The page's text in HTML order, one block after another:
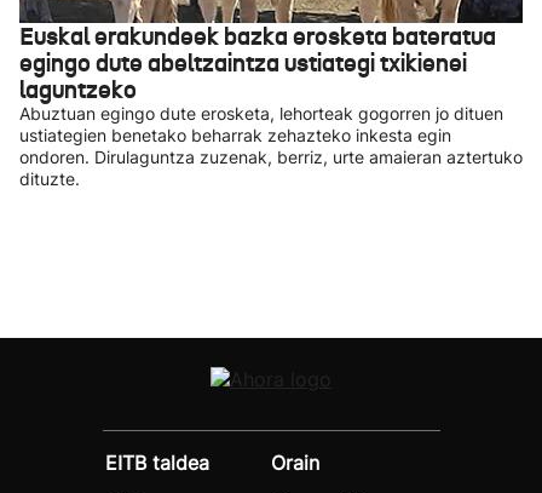
Euskal erakundeek bazka erosketa bateratua
egingo dute abeltzaintza ustiategi txikienei
laguntzeko
Abuztuan egingo dute erosketa, lehorteak gogorren jo dituen
ustiategien benetako beharrak zehazteko inkesta egin
ondoren. Dirulaguntza zuzenak, berriz, urte amaieran aztertuko
dituzte.
EITB taldea
Orain